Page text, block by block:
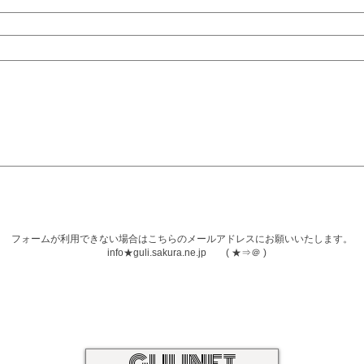
フォームが利用できない場合はこちらのメールアドレスにお願いいたします。
info★guli.sakura.ne.jp
( ★⇒＠ )